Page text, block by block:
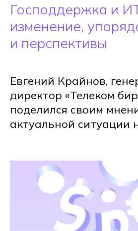
Господдержка и
изменение,
и перспективы
Евгений Крайнов,
директор «Телеком
поделился своим
актуальной ситуации